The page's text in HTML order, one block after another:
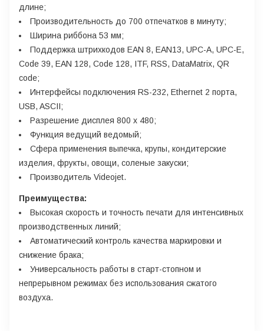
длине;
Производительность до 700 отпечатков в минуту;
Ширина риббона 53 мм;
Поддержка штрихкодов EAN 8, EAN13, UPC-A, UPC-E,
Code 39, EAN 128, Code 128, ITF, RSS, DataMatrix, QR
code;
Интерфейсы подключения RS-232, Ethernet 2 порта,
USB, ASCII;
Разрешение дисплея 800 x 480;
Функция ведущий ведомый;
Сфера применения выпечка, крупы, кондитерские
изделия, фрукты, овощи, соленые закуски;
Производитель Videojet.
Преимущества:
Высокая скорость и точность печати для интенсивных
производственных линий;
Автоматический контроль качества маркировки и
снижение брака;
Универсальность работы в старт-стопном и
непрерывном режимах без использования сжатого
воздуха.